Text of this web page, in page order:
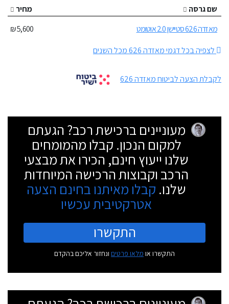
שם גרסה
מחיר
מאזדה 626 סטיישן 2.0 אוטומט
5,600 ₪
לצפיה בכל דגמי מאזדה 626 מכל השנים
לקבלת הצעה לביטוח מאזדה 626
מעוניינים ברכישת רכב? הגעתם
למקום הנכון. קבלו מהמומחים
שלנו ייעוץ חינם, הכירו את מבצעי
הרכב וקבוצות הרכישה המיוחדות
שלנו. קבלו מאיתנו בחינם הצעה
אטרקטיבית עכשיו
התקשרו
התקשרו או מלאו פרטים ונחזור אליכם בהקדם